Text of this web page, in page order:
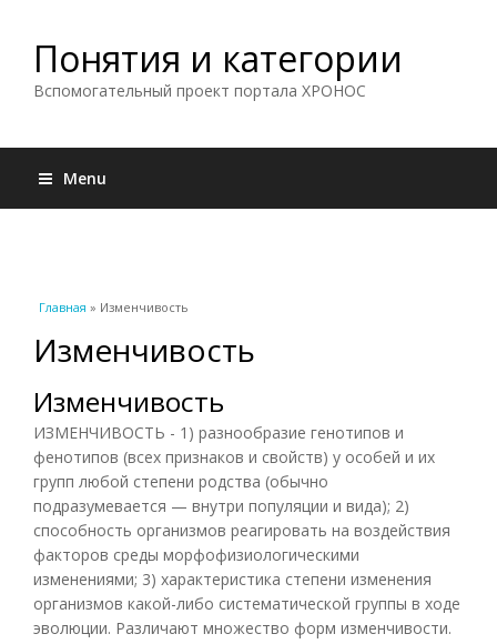
Понятия и категории
Вспомогательный проект портала ХРОНОС
Menu
Вы здесь
Главная » Изменчивость
Изменчивость
Изменчивость
ИЗМЕНЧИВОСТЬ - 1) разнообразие генотипов и
фенотипов (всех признаков и свойств) у особей и их
групп любой степени родства (обычно
подразумевается — внутри популяции и вида); 2)
способность организмов реагировать на воздействия
факторов среды морфофизиологическими
изменениями; 3) характеристика степени изменения
организмов какой-либо систематической группы в ходе
эволюции. Различают множество форм изменчивости.